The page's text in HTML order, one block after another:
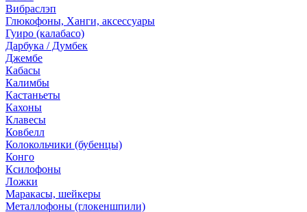
Вибраслэп
Глюкофоны, Ханги, аксессуары
Гуиро (калабасо)
Дарбука / Думбек
Джембе
Кабасы
Калимбы
Кастаньеты
Кахоны
Клавесы
Ковбелл
Колокольчики (бубенцы)
Конго
Ксилофоны
Ложки
Маракасы, шейкеры
Металлофоны (глокеншпили)